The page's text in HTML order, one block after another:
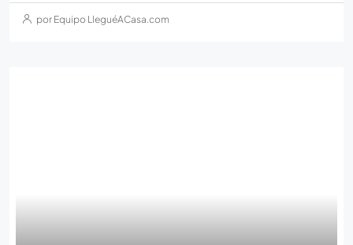
por Equipo LleguéACasa.com